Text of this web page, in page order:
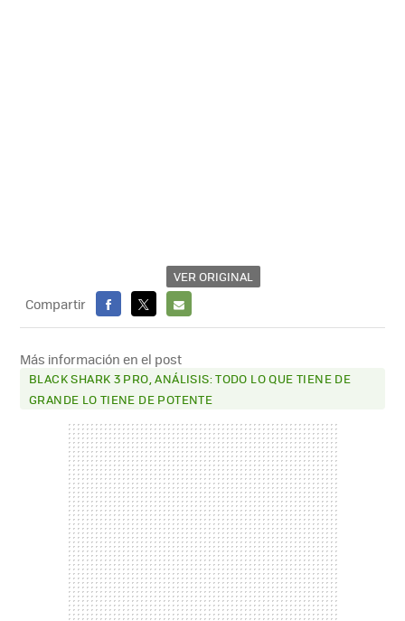
VER ORIGINAL
Compartir
FACEBOOK
X
E-
MAIL
Más información en el post
BLACK SHARK 3 PRO, ANÁLISIS: TODO LO QUE TIENE DE
GRANDE LO TIENE DE POTENTE